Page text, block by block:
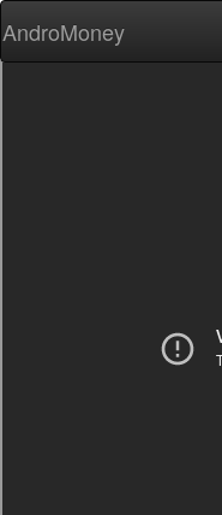
AndroMoney